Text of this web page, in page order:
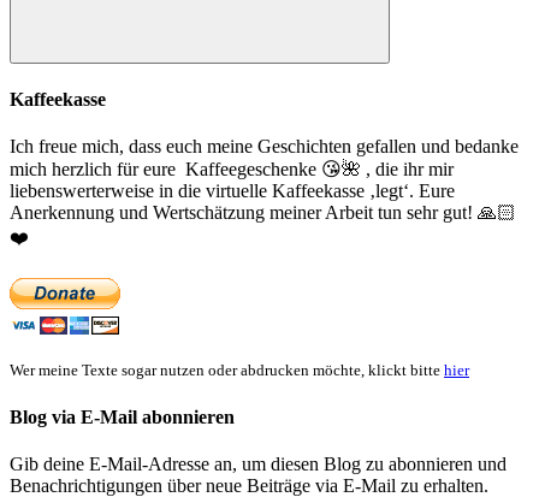
Suchen
Kaffeekasse
Ich freue mich, dass euch meine Geschichten gefallen und bedanke
mich herzlich für eure Kaffeegeschenke 😘🌺 , die ihr mir
liebenswerterweise in die virtuelle Kaffeekasse ‚legt‘. Eure
Anerkennung und Wertschätzung meiner Arbeit tun sehr gut! 🙏🏻
❤️
Wer meine Texte sogar nutzen oder abdrucken möchte, klickt bitte hier
Blog via E-Mail abonnieren
Gib deine E-Mail-Adresse an, um diesen Blog zu abonnieren und
Benachrichtigungen über neue Beiträge via E-Mail zu erhalten.